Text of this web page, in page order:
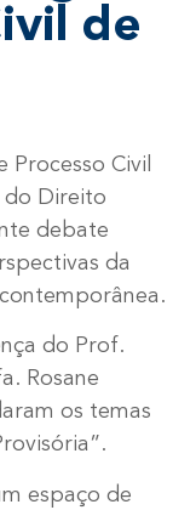
de
Civil
do Direito
debate
da
do Prof.
Rosane
os temas
espaço de